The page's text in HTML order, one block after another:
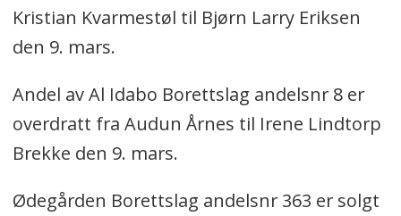
Kristian Kvarmestøl til Bjørn Larry Eriksen
den 9. mars.
Andel av Al Idabo Borettslag andelsnr 8 er
overdratt fra Audun Årnes til Irene Lindtorp
Brekke den 9. mars.
Ødegården Borettslag andelsnr 363 er solgt